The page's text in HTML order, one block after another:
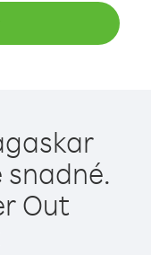
snadné.
Out